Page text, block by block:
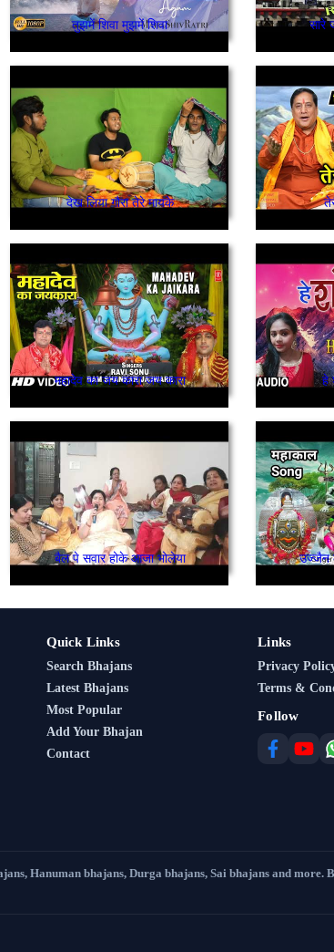
तुझमें शिवा मुझमें शिवा सारे
देख लिया गौरा तेरे मायके
महादेव का जय कारा जय कारा हे
बैल पे सवार होके आजा भोलेया उज्जैन
Quick Links
Search Bhajans
Latest Bhajans
Most Popular
Add Your Bhajan
Contact
Links
Privacy
Terms &
Follow
Hanuman bhajans, Durga bhajans, Sai bhajans and more.